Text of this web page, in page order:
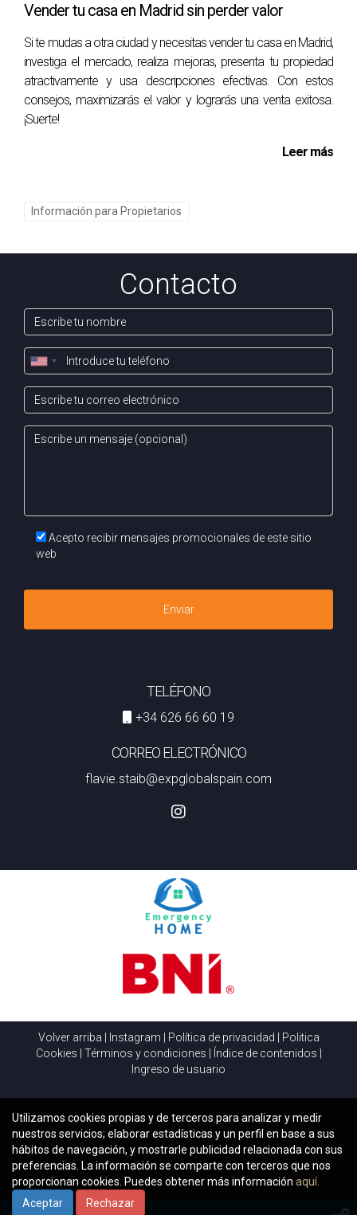
Vender tu casa en Madrid sin perder valor
Si te mudas a otra ciudad y necesitas vender tu casa en Madrid,
investiga el mercado, realiza mejoras, presenta tu propiedad
atractivamente y usa descripciones efectivas. Con estos
consejos, maximizarás el valor y lograrás una venta exitosa.
¡Suerte!
Leer más
Información para Propietarios
Contacto
Acepto recibir mensajes promocionales de este sitio
web
Enviar
TELÉFONO
+34 626 66 60 19
CORREO ELECTRÓNICO
flavie.staib@expglobalspain.com
Volver arriba Instagram Política de privacidad
Politica
Cookies
Términos y condiciones Índice de contenidos
Ingreso de usuario
Utilizamos cookies propias y de terceros para analizar y medir
nuestros servicios; elaborar estadísticas y un perfil en base a sus
hábitos de navegación, y mostrarle publicidad relacionada con sus
preferencias. La información se comparte con terceros que nos
proporcionan cookies. Puedes obtener más información aquí.
Aceptar
Rechazar